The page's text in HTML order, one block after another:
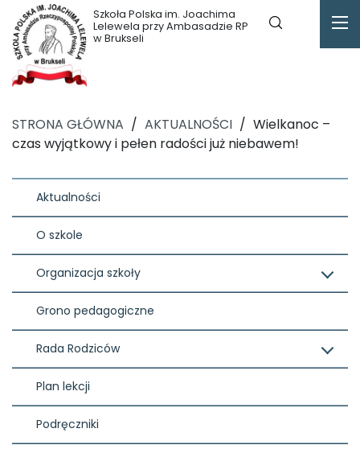
Szkoła Polska im. Joachima
Lelewela przy Ambasadzie RP
w Brukseli
STRONA GŁÓWNA / AKTUALNOŚCI / Wielkanoc –
czas wyjątkowy i pełen radości już niebawem!
Aktualności
O szkole
Organizacja szkoły
Grono pedagogiczne
Rada Rodziców
Plan lekcji
Podręczniki